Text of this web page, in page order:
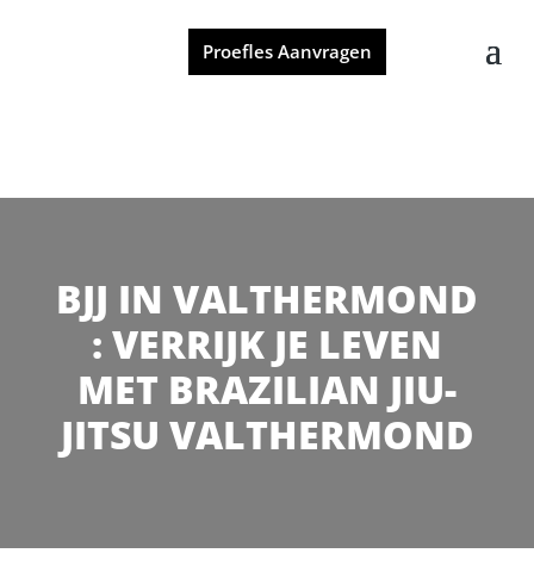
Proefles Aanvragen
BJJ IN VALTHERMOND
: VERRIJK JE LEVEN
MET BRAZILIAN JIU-
JITSU VALTHERMOND